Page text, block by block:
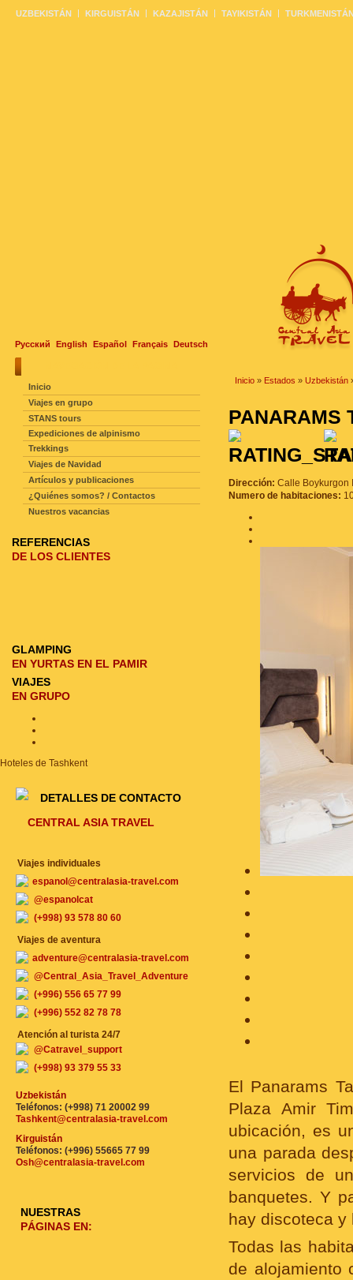
Русский English Español Français Deutsch
UZBEKISTÁN KIRGUISTÁN KAZAJISTÁN TAYIKISTÁN
Inicio » Estados » Uzbekistán
Dirección: Calle Boykurgon
Numero de habitaciones:
El Panarams
Plaza Amir
ubicación, es
una parada
servicios de
banquetes. Y
hay discoteca y
Todas las
de alojamiento
Inicio
Viajes en grupo
STANS tours
Expediciones de alpinismo
Trekkings
Viajes de Navidad
Artículos y publicaciones
¿Quiénes somos? / Contactos
Nuestros vacancias
REFERENCIAS
DE LOS CLIENTES
GLAMPING
EN YURTAS EN EL PAMIR
VIAJES
EN GRUPO
Hoteles de Tashkent
DETALLES DE CONTACTO
CENTRAL ASIA TRAVEL
Viajes individuales
espanol@centralasia-travel.com
@espanolcat
(+998) 93 578 80 60
Viajes de aventura
adventure@centralasia-travel.com
@Central_Asia_Travel_Adventure
(+996) 556 65 77 99
(+996) 552 82 78 78
Atención al turista 24/7
@Catravel_support
(+998) 93 379 55 33
Uzbekistán
Teléfonos: (+998) 71 20002 99
Tashkent@centralasia-travel.com
Kirguistán
Teléfonos: (+996) 55665 77 99
Osh@centralasia-travel.com
NUESTRAS
PÁGINAS EN: